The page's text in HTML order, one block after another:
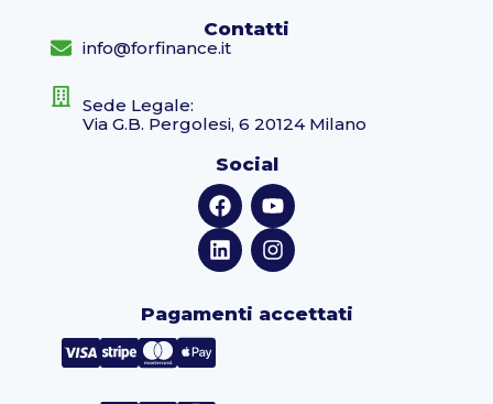
Contatti
info@forfinance.it
Sede Legale:
Via G.B. Pergolesi, 6 20124 Milano
Social
Pagamenti accettati